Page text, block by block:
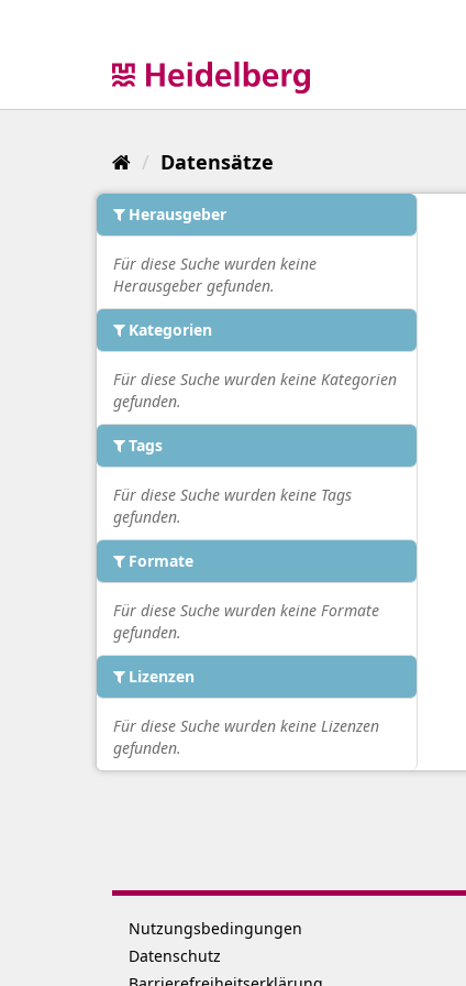
Datensätze
Herausgeber
Für diese Suche wurden keine
Herausgeber gefunden.
Kategorien
Für diese Suche wurden keine Kategorien
gefunden.
Tags
Für diese Suche wurden keine Tags
gefunden.
Formate
Für diese Suche wurden keine Formate
gefunden.
Lizenzen
Für diese Suche wurden keine Lizenzen
gefunden.
Nutzungsbedingungen
Datenschutz